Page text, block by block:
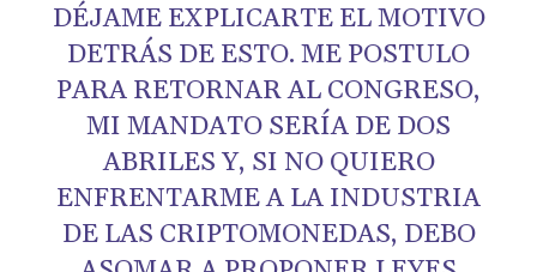
DÉJAME EXPLICARTE EL MOTIVO
DETRÁS DE ESTO. ME POSTULO
PARA RETORNAR AL CONGRESO,
MI MANDATO SERÍA DE DOS
ABRILES Y, SI NO QUIERO
ENFRENTARME A LA INDUSTRIA
DE LAS CRIPTOMONEDAS, DEBO